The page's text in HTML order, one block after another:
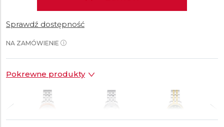
Sprawdź dostępność
NA ZAMÓWIENIE
Pokrewne produkty